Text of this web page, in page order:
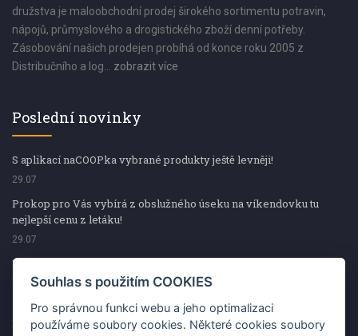
družstva je maloobchodní prodej širokého sortimentu potravin,
nápojů, průmyslového a drogistického zboží denní potřeby.
Zásobování našich prodejen probíhá od konce roku 2005 z
Distribučního a log... zobrazit více
Poslední novinky
S aplikací naCOOPka vybrané produkty ještě levněji!
29.07
Prokop pro Vás vybírá z obslužného úseku na víkendovku tu
nejlepší cenu z letáku!
29.07
Prokop pro Vás vybírá z obslužného úseku na víkendovku tu
nejlepší cenu z letáku!
Kup špekáčky od Váhaly a vyhraj s naCOOPkou sekerku Fiskars
Souhlas s použitím COOKIES
Pro správnou funkci webu a jeho optimalizaci
používáme soubory cookies. Některé cookies soubory